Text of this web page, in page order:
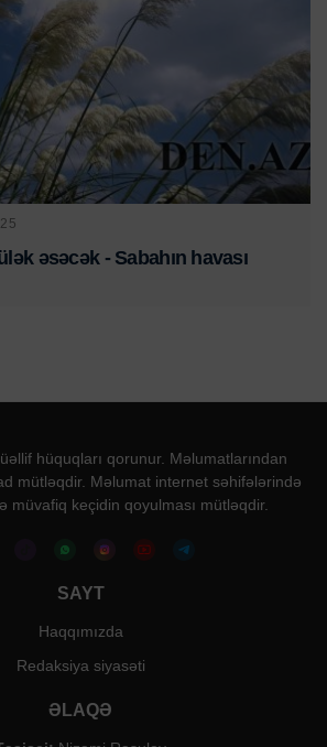
əsəcək - Sabahın havası
hüquqları qorunur. Məlumatlarından
mütləqdir. Məlumat internet səhifələrində
müvafiq keçidin qoyulması mütləqdir.
SAYT
Haqqımızda
Redaksiya siyasəti
ƏLAQƏ